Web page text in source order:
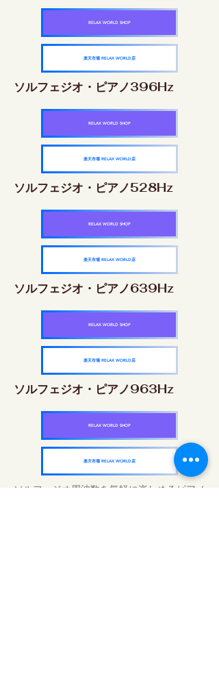
RELAX WORLD SHOP
楽天市場 RELAX WORLD店
ソルフェジオ・ピアノ396Hz
RELAX WORLD SHOP
楽天市場 RELAX WORLD店
ソルフェジオ・ピアノ528Hz
RELAX WORLD SHOP
楽天市場 RELAX WORLD店
ソルフェジオ・ピアノ639Hz
RELAX WORLD SHOP
楽天市場 RELAX WORLD店
ソルフェジオ・ピアノ963Hz
RELAX WORLD SHOP
楽天市場 RELAX WORLD店
ソルフェジオ周波数を気軽に楽しめるピアノ